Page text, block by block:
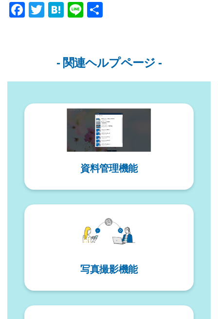
F
o
T
H
n
a
Li
- 関連ヘルプページ -
資料管理機能
写真撮影機能